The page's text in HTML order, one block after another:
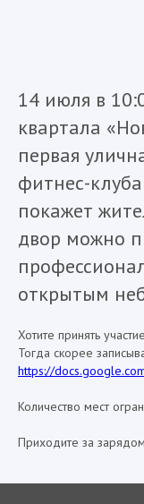
14 июля в
квартала
первая
фитнес-
покажет
двор можно
открытым
Хотите принять
Тогда скорее
https://
Количество мест
Приходите за